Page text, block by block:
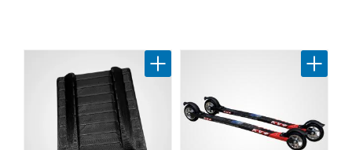
Lägg till i favoriter Lägg